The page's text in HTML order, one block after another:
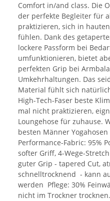
Comfort in/and class. Die
der perfekte Begleiter für
praktizieren, sich in
fühlen. Dank des
lockere Passform bei
umfunktionieren, bietet
perfekten Grip bei
Umkehrhaltungen. Das
Material fühlt sich
High-Tech-Faser beste
mal nicht praktizieren,
Loungehose für zuhause.
besten Männer
Performance-Fabric: 95%
softer Griff, 4-Wege-
guter Grip - tapered Cut,
schnelltrocknend - kann
werden Pflege: 30%
nicht im Trockner trocknen.